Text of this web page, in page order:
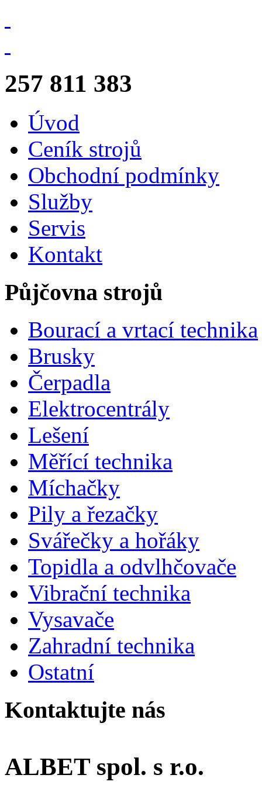
257 811 383
Úvod
Ceník strojů
Obchodní podmínky
Služby
Servis
Kontakt
Půjčovna strojů
Bourací a vrtací technika
Brusky
Čerpadla
Elektrocentrály
Lešení
Měřící technika
Míchačky
Pily a řezačky
Svářečky a hořáky
Topidla a odvlhčovače
Vibrační technika
Vysavače
Zahradní technika
Ostatní
Kontaktujte nás
ALBET spol. s r.o.